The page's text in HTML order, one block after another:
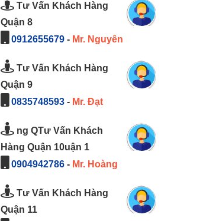
Tư Vấn Khách Hàng
Quận 8
0912655679- Mr. Nguyên
Tư Vấn Khách Hàng
Quận 9
0835748593- Mr. Đạt
ng QTư Vấn Khách
Hàng Quận 10uận 1
0904942786- Mr. Hoàng
Tư Vấn Khách Hàng
Quận 11